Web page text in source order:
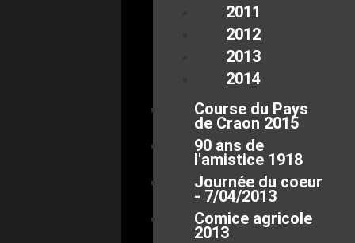
2011
2012
2013
2014
Course du Pays
de Craon 2015
90 ans de
l'amistice 1918
Journée du coeur
- 7/04/2013
Comice agricole
2013